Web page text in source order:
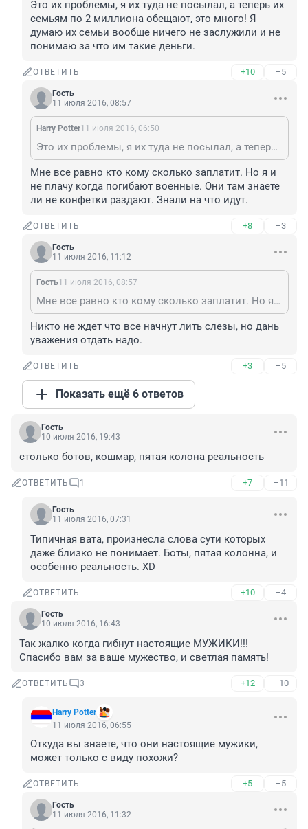
Это их проблемы, я их туда не посылал, а теперь их
семьям по 2 миллиона обещают, это много! Я
думаю их семьи вообще ничего не заслужили и не
понимаю за что им такие деньги.
ОТВЕТИТЬ +10 –5
Гость
11 июля 2016, 08:57
Harry Potter11 июля 2016, 06:50
Это их проблемы, я их туда не посылал, а теперь их семьям по 2 миллиона обещают, это много! Я думаю их семьи вообще ничего не заслужили и не понимаю за что им такие деньги.
Мне все равно кто кому сколько заплатит. Но я и
не плачу когда погибают военные. Они там знаете
ли не конфетки раздают. Знали на что идут.
ОТВЕТИТЬ +8 –3
Гость
11 июля 2016, 11:12
Гость11 июля 2016, 08:57
Мне все равно кто кому сколько заплатит. Но я и не плачу когда погибают военные. Они там знаете ли не конфетки раздают. Знали на что идут.
Никто не ждет что все начнут лить слезы, но дань
уважения отдать надо.
ОТВЕТИТЬ +3 –5
Показать ещё 6 ответов
Гость
10 июля 2016, 19:43
столько ботов, кошмар, пятая колона реальность
ОТВЕТИТЬ 1 +7 –11
Гость
11 июля 2016, 07:31
Типичная вата, произнесла слова сути которых
даже близко не понимает. Боты, пятая колонна, и
особенно реальность. XD
ОТВЕТИТЬ +10 –4
Гость
10 июля 2016, 16:43
Так жалко когда гибнут настоящие МУЖИКИ!!!
Спасибо вам за ваше мужество, и светлая память!
ОТВЕТИТЬ 3 +12 –10
Harry Potter
11 июля 2016, 06:55
Откуда вы знаете, что они настоящие мужики,
может только с виду похожи?
ОТВЕТИТЬ +5 –5
Гость
11 июля 2016, 11:32